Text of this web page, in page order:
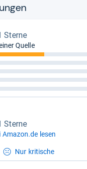
Sterne
Quelle
Sterne
lesen
Nur kritische